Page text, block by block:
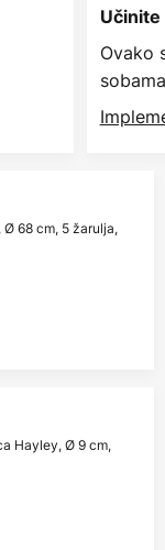
Učinite
Ovako
68 cm, 5 žarulja,
Hayley, Ø 9 cm,